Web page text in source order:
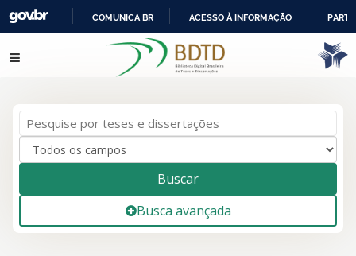
IR
PARA
COMUNICA BR ACESSO À INFORMAÇÃO
Pular para o conteúdo
Buscar
Busca avançada